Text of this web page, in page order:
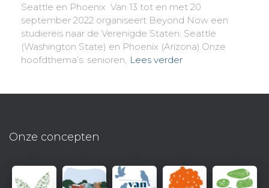
Seattle en Phoenix Van 13 tot en met 20
september 2022 organiseert Beyond Now een
studiereis naar de Verenigde Staten: Seattle
(Washington State) en Phoenix (Arizona).Onze
hoofdthema’s: senioren, Lees verder
Onze concepten